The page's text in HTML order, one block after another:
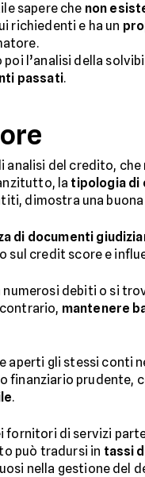
sapere che non
richiedenti e ha un
l’analisi della
passati.
del credito,
la tipologia di
dimostra una
di documenti
credit score e
numerosi debiti o si
mantenere
aperti gli stessi conti
finanziario prudente,
.
di servizi
può tradursi in tassi
nella gestione del